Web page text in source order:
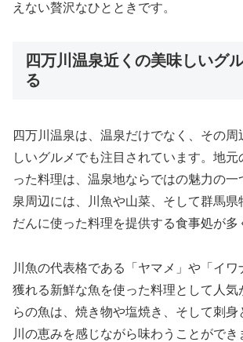
えない贅沢なひとときです。
四万川温泉近くの美味しいグ
る
四万川温泉は、温泉だけでなく、その
しいグルメでも注目されています。地元
った料理は、温泉地ならではの魅力の一
泉周辺には、川魚や山菜、そして群馬県
だんに使った料理を提供する食事処が多
川魚の代表格である「ヤマメ」や「イ
獲れる新鮮な魚を使った料理として人気
らの魚は、焼き物や塩焼き、そして刺身
川の恵みを感じながら味わうことができ